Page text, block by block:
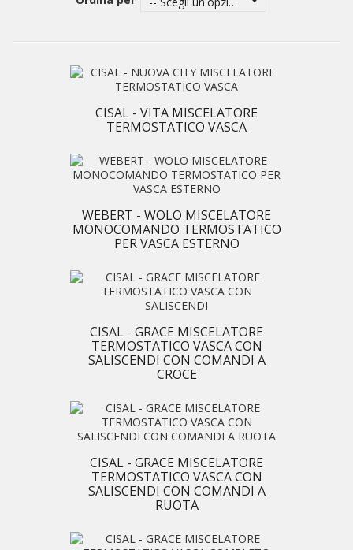
CISAL - VITA MISCELATORE
TERMOSTATICO VASCA
WEBERT - WOLO MISCELATORE
MONOCOMANDO TERMOSTATICO
PER VASCA ESTERNO
CISAL - GRACE MISCELATORE
TERMOSTATICO VASCA CON
SALISCENDI CON COMANDI A
CROCE
CISAL - GRACE MISCELATORE
TERMOSTATICO VASCA CON
SALISCENDI CON COMANDI A
RUOTA